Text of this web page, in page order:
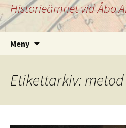
Historieämnet vid Åbo
Meny
Etikettarkiv: metod